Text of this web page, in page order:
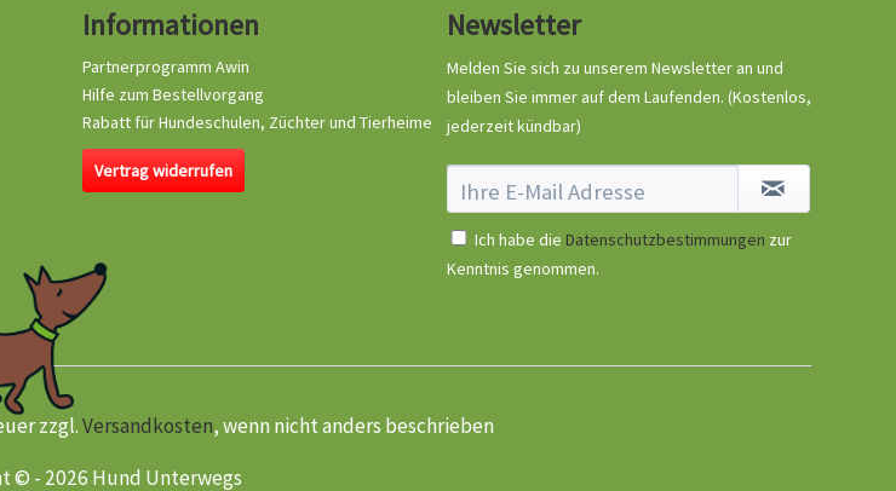
Informationen
Partnerprogramm Awin
Hilfe zum Bestellvorgang
Rabatt für Hundeschulen, Züchter und Tierheime
Vertrag widerrufen
Newsletter
Melden Sie sich zu unserem Newsletter an und
bleiben Sie immer auf dem Laufenden. (Kostenlos,
jederzeit kündbar)
Ich habe die Datenschutzbestimmungen zur
Kenntnis genommen.
zzgl.Versandkosten, wenn nicht anders beschrieben
© - 2026 Hund Unterwegs